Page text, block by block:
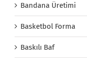
Bandana Üretimi
Basketbol Forma
Baskılı Baf